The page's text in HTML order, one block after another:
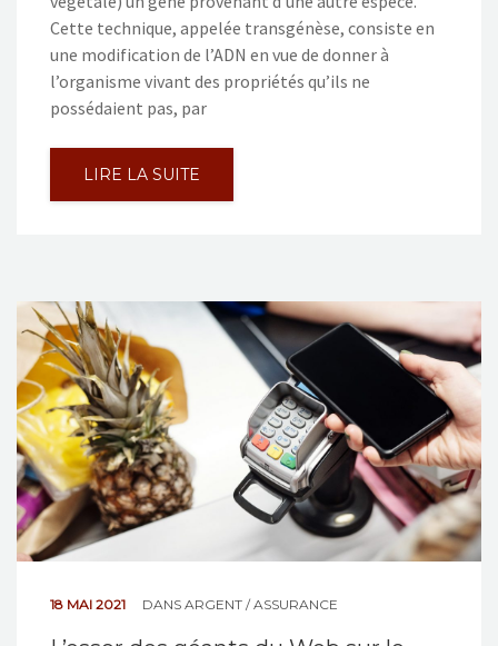
Cette technique, appelée transgénèse, consiste en
une modification de l’ADN en vue de donner à
l’organisme vivant des propriétés qu’ils ne
possédaient pas, par
LIRE LA SUITE
18 MAI 2021 DANS ARGENT / ASSURANCE